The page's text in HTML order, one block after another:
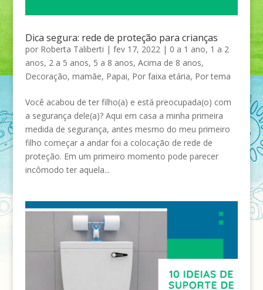
Dica segura: rede de proteção para crianças
por Roberta Taliberti | fev 17, 2022| 0 a 1 ano, 1 a 2
anos, 2 a 5 anos, 5 a 8 anos, Acima de 8 anos,
Decoração, mamãe, Papai, Por faixa etária, Por tema
Você acabou de ter filho(a) e está preocupada(o) com
a segurança dele(a)? Aqui em casa a minha primeira
medida de segurança, antes mesmo do meu primeiro
filho começar a andar foi a colocação de rede de
proteção. Em um primeiro momento pode parecer
incômodo ter aquela...